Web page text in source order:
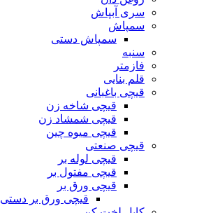
سری آبپاش
سمپاش
سمپاش دستی
سنبه
فازمتر
قلم بنایی
قیچی باغبانی
قیچی شاخه زن
قیچی شمشاد زن
قیچی میوه چین
قیچی صنعتی
قیچی لوله بر
قیچی مفتول بر
قیچی ورق بر
قیچی ورق بر دستی